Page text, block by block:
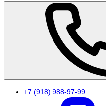
+7 (918) 988-97-99